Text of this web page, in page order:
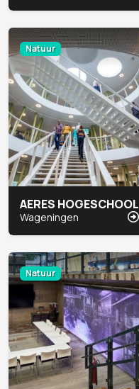
Natuur
AERES HOGESCHOOL
Wageningen
Natuur